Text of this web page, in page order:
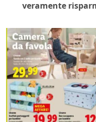
veramente